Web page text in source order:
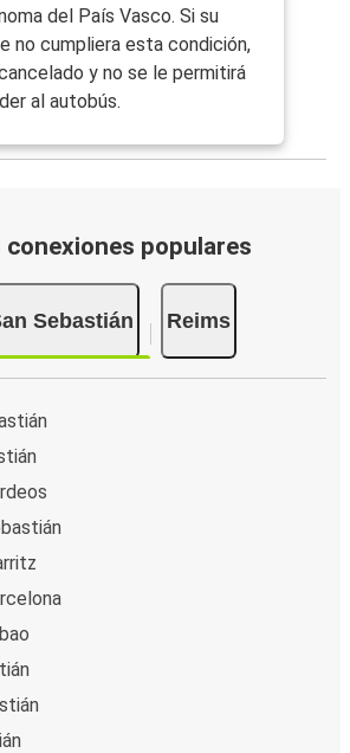
del País Vasco. Si su
no cumpliera esta condición,
y no se le permitirá
al autobús.
conexiones populares
Sebastián Reims